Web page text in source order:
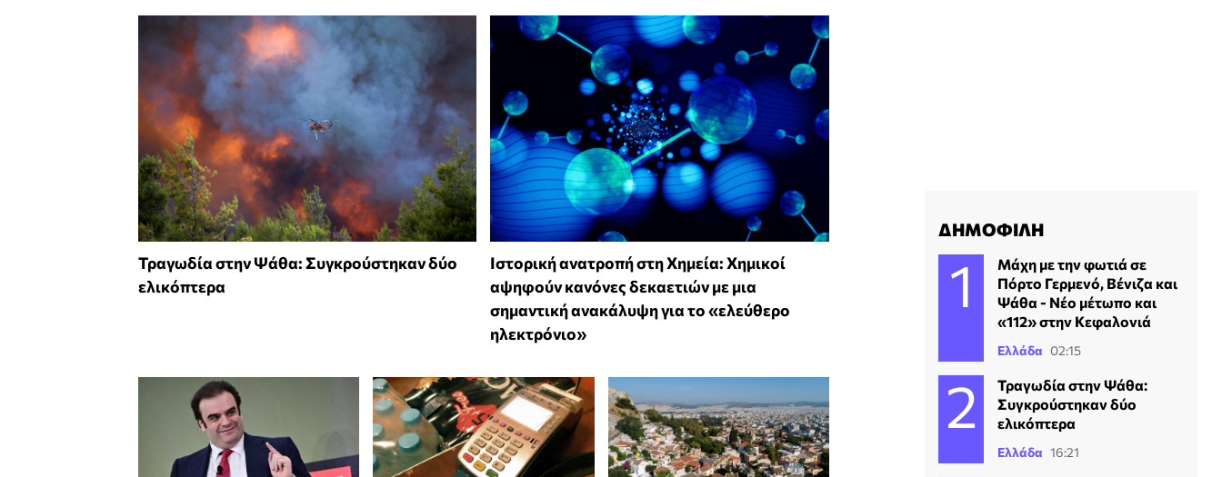
Τραγωδία στην Ψάθα: Συγκρούστηκαν δύο
ελικόπτερα
Ιστορική ανατροπή στη Χημεία: Χημικοί
αψηφούν κανόνες δεκαετιών με μια
σημαντική ανακάλυψη για το «ελεύθερο
ηλεκτρόνιο»
ΔΗΜΟΦΙΛΗ
Μάχη με την φωτιά σε
Πόρτο Γερμενό, Βένιζα και
Ψάθα - Νέο μέτωπο και
«112» στην Κεφαλονιά
Ελλάδα 02:15
Τραγωδία στην Ψάθα:
Συγκρούστηκαν δύο
ελικόπτερα
Ελλάδα 16:21